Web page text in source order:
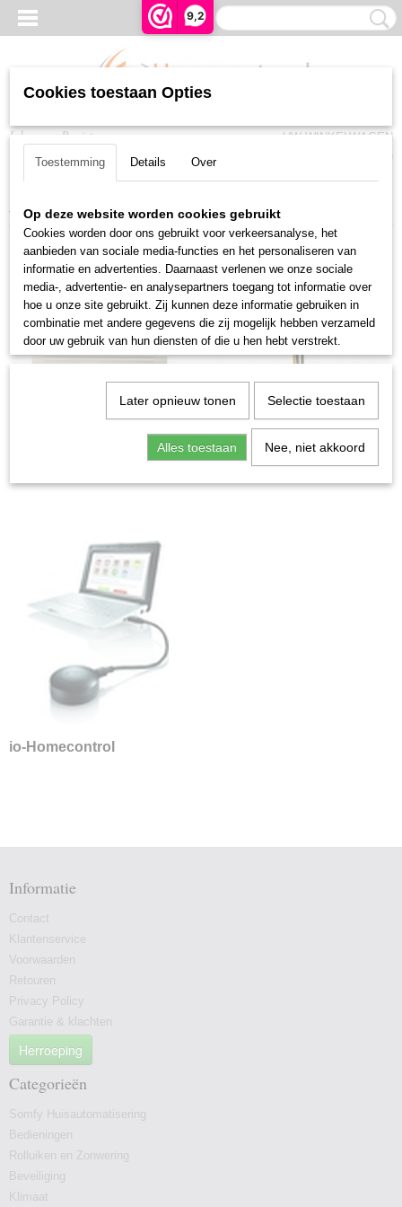
9,2
Inloggen Registreren
UW WINKELWAGEN
(0)
Home > Rolluiken en Zonwering Accessiores
io-Homecontrol
Informatie
Contact
Klantenservice
Voorwaarden
Retouren
Privacy Policy
Garantie & klachten
Herroeping
Categorieën
Somfy Huisautomatisering
Bedieningen
Rolluiken en Zonwering
Beveiliging
Klimaat
Cookies toestaan Opties
Toestemming Details Over
Op deze website worden cookies gebruikt
Cookies worden door ons gebruikt voor verkeersanalyse, het
aanbieden van sociale media-functies en het personaliseren van
informatie en advertenties. Daarnaast verlenen we onze sociale
media-, advertentie- en analysepartners toegang tot informatie over
hoe u onze site gebruikt. Zij kunnen deze informatie gebruiken in
combinatie met andere gegevens die zij mogelijk hebben verzameld
door uw gebruik van hun diensten of die u hen hebt verstrekt.
Later opnieuw tonen Selectie toestaan
Alles toestaan Nee, niet akkoord